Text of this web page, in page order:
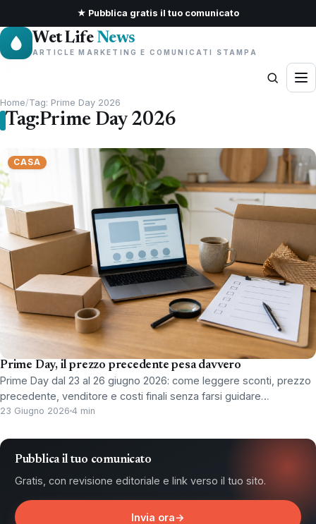
★ Pubblica gratis il tuo comunicato
Wet Life News
ARTICLE MARKETING E COMUNICATI STAMPA
Home/Tag: Prime Day 2026
Tag:Prime Day 2026
CASA
Prime Day, il prezzo precedente pesa davvero
Prime Day dal 23 al 26 giugno 2026: come leggere sconti, prezzo
precedente, venditore e costi finali senza farsi guidare…
23 Giugno 2026 4 min
Pubblica il tuo comunicato
Gratis, con revisione editoriale e link verso il tuo sito.
Invia ora→